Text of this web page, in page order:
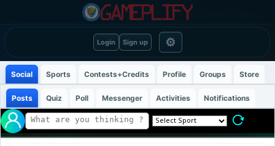
Login Sign up ⚙
Social Sports Contests+Credits Profile Groups Store
Posts Quiz Poll Messenger Activities Notifications